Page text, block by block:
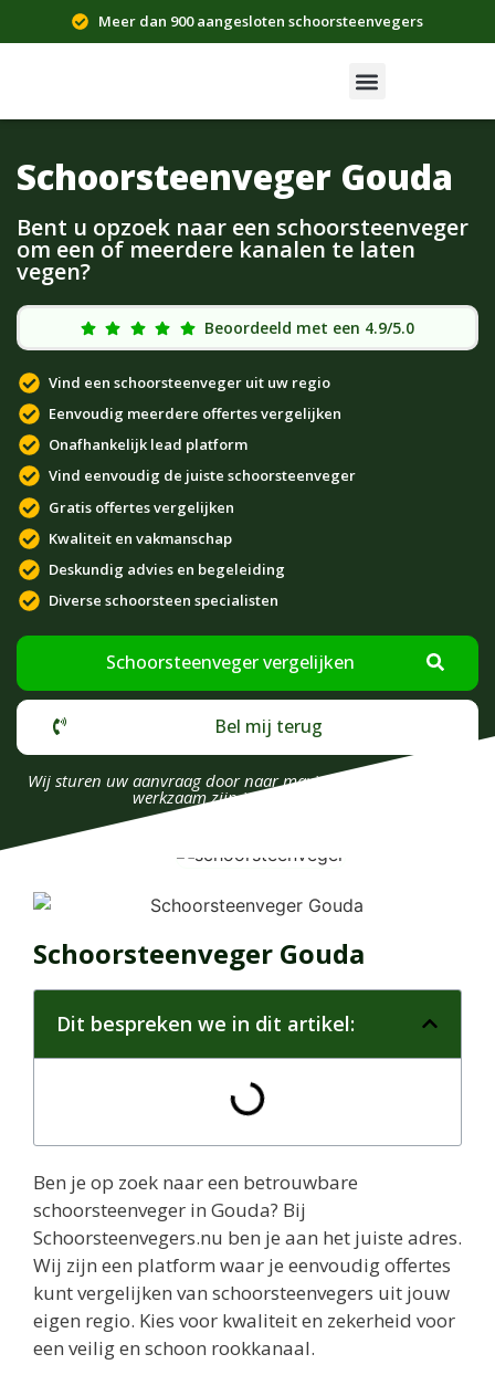
Meer dan 900 aangesloten schoorsteenvegers
Schoorsteenveger Gouda
Bent u opzoek naar een schoorsteenveger
om een of meerdere kanalen te laten
vegen?
Beoordeeld met een 4.9/5.0
Vind een schoorsteenveger uit uw regio
Eenvoudig meerdere offertes vergelijken
Onafhankelijk lead platform
Vind eenvoudig de juiste schoorsteenveger
Gratis offertes vergelijken
Kwaliteit en vakmanschap
Deskundig advies en begeleiding
Diverse schoorsteen specialisten
Schoorsteenveger vergelijken
Bel mij terug
Wij sturen uw aanvraag door naar maximaal 4 bedrijven die
werkzaam zijn in uw omgeving.
Schoorsteenveger Gouda
Dit bespreken we in dit artikel:
Ben je op zoek naar een betrouwbare
schoorsteenveger in Gouda? Bij
Schoorsteenvegers.nu ben je aan het juiste adres.
Wij zijn een platform waar je eenvoudig offertes
kunt vergelijken van schoorsteenvegers uit jouw
eigen regio. Kies voor kwaliteit en zekerheid voor
een veilig en schoon rookkanaal.